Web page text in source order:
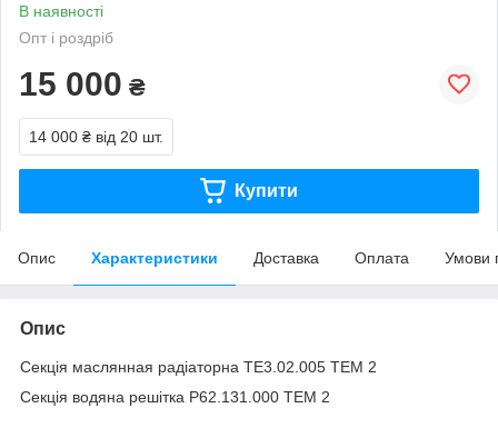
В наявності
Опт і роздріб
15 000 ₴
14 000 ₴ від 20 шт.
Купити
Опис Характеристики Доставка Оплата Умови
Опис
Секція маслянная радіаторна ТЕ3.02.005 ТЕМ 2
Секція водяна решітка Р62.131.000 ТЕМ 2